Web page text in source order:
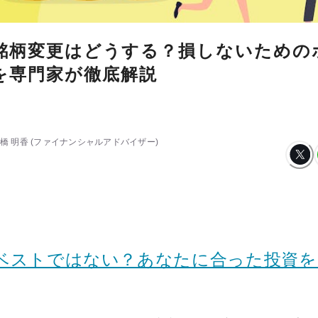
柄変更はどうする？損しないための
専門家が徹底解説
明香(ファイナンシャルアドバイザー)
ストではない？あなたに合った投資